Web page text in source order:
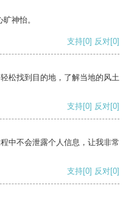
神怡。
支持[0] 反对[0]
松找到目的地，了解当地的风土
支持[0] 反对[0]
中不会泄露个人信息，让我非常
支持[0] 反对[0]